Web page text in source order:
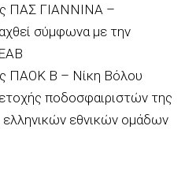
ΠΑΣ ΓΙΑΝΝΙΝΑ –
σύμφωνα με την
ΠΑΟΚ Β – Νίκη Βόλου
ποδοσφαιριστών της
εθνικών ομάδων